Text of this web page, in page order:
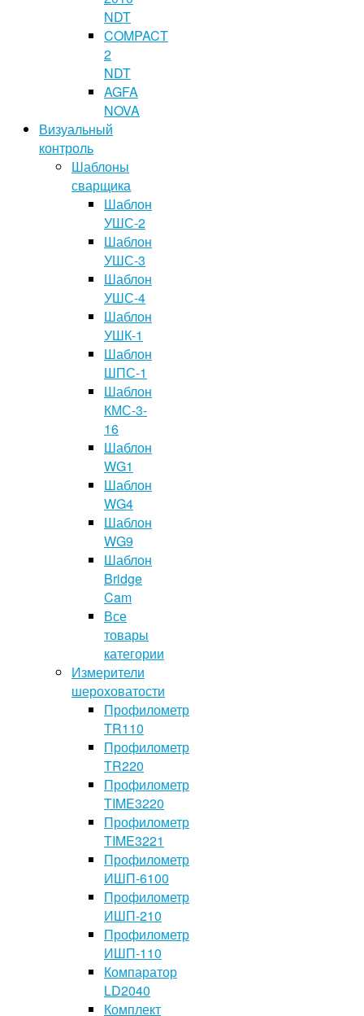
NDT
COMPACT
2
NDT
AGFA
NOVA
Визуальный
контроль
Шаблоны
сварщика
Шаблон
УШС-2
Шаблон
УШС-3
Шаблон
УШС-4
Шаблон
УШК-1
Шаблон
ШПС-1
Шаблон
КМС-3-
16
Шаблон
WG1
Шаблон
WG4
Шаблон
WG9
Шаблон
Bridge
Cam
Все
товары
категории
Измерители
шероховатости
Профилометр
TR110
Профилометр
TR220
Профилометр
TIME3220
Профилометр
TIME3221
Профилометр
ИШП-6100
Профилометр
ИШП-210
Профилометр
ИШП-110
Компаратор
LD2040
Комплект